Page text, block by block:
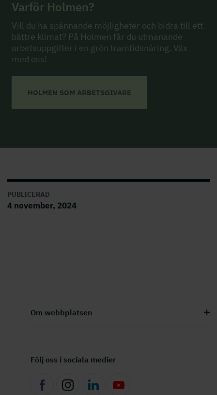
Varför Holmen?
Vill du ha spännande möjligheter och bidra till ett
bättre klimat? På Holmen får du utmanande
arbetsuppgifter i en grön framtidsnäring. Väx
med oss!
HOLMEN SOM ARBETSGIVARE
PUBLICERAD
4 november, 2024
Om webbplatsen
Följ oss i sociala medier